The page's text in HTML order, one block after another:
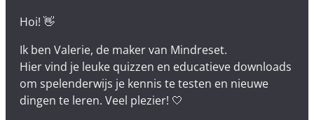
Hoi! 👋
Ik ben Valerie, de maker van Mindreset.
Hier vind je leuke quizzen en educatieve downloads
om spelenderwijs je kennis te testen en nieuwe
dingen te leren. Veel plezier! 🤍